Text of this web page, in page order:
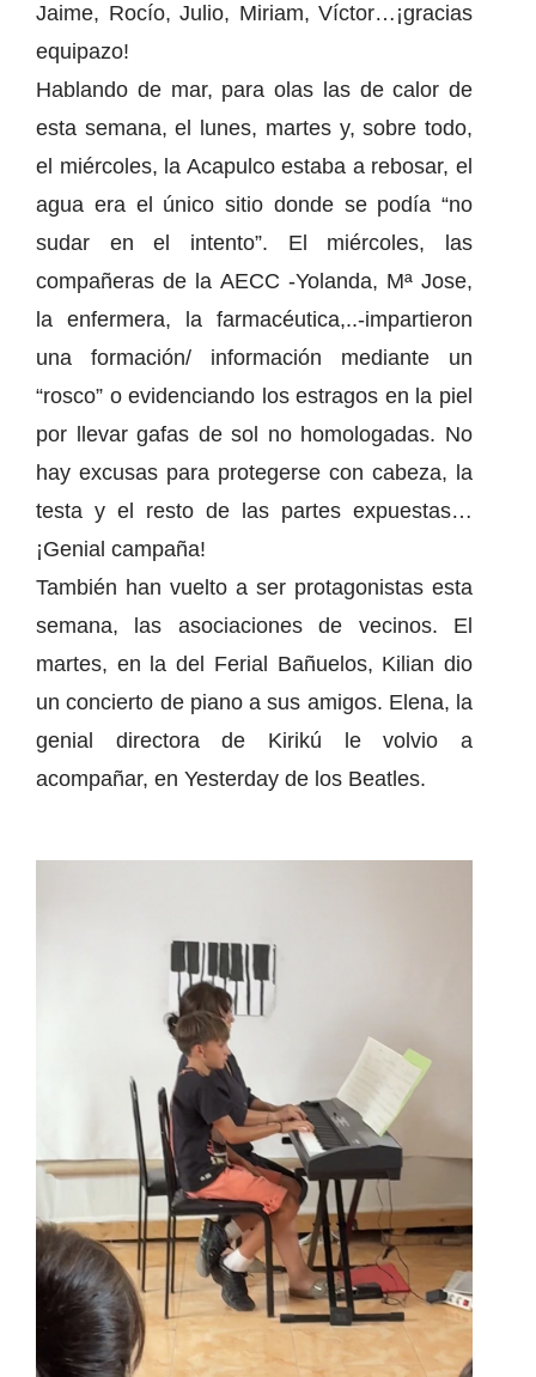
Jaime, Rocío, Julio, Miriam, Víctor…¡gracias
equipazo!
Hablando de mar, para olas las de calor de
esta semana, el lunes, martes y, sobre todo,
el miércoles, la Acapulco estaba a rebosar, el
agua era el único sitio donde se podía “no
sudar en el intento”. El miércoles, las
compañeras de la AECC -Yolanda, Mª Jose,
la enfermera, la farmacéutica,..-impartieron
una formación/ información mediante un
“rosco” o evidenciando los estragos en la piel
por llevar gafas de sol no homologadas. No
hay excusas para protegerse con cabeza, la
testa y el resto de las partes expuestas…
¡Genial campaña!
También han vuelto a ser protagonistas esta
semana, las asociaciones de vecinos. El
martes, en la del Ferial Bañuelos, Kilian dio
un concierto de piano a sus amigos. Elena, la
genial directora de Kirikú le volvio a
acompañar, en Yesterday de los Beatles.